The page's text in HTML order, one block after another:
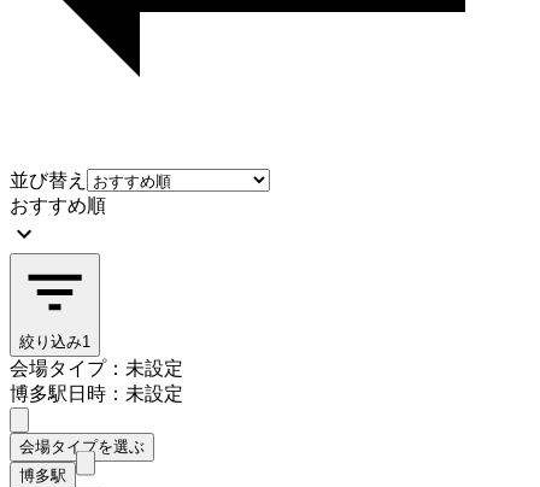
並び替え
おすすめ順
絞り込み1
会場タイプ：未設定
博多駅日時：未設定
会場タイプを選ぶ
博多駅